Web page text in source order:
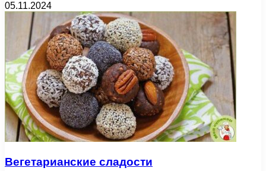
05.11.2024
Вегетарианские сладости